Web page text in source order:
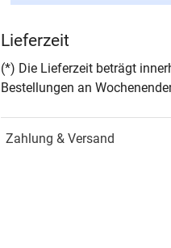
Seiten
ISBN
Lieferzeit
(*) Die Lieferzeit beträgt
Bestellungen an
Zahlung & Versand